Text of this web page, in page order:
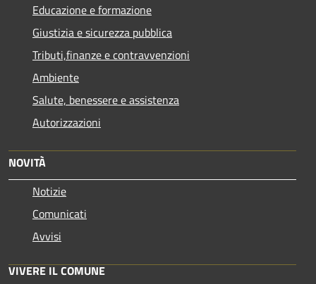
Educazione e formazione
Giustizia e sicurezza pubblica
Tributi,finanze e contravvenzioni
Ambiente
Salute, benessere e assistenza
Autorizzazioni
NOVITÀ
Notizie
Comunicati
Avvisi
VIVERE IL COMUNE